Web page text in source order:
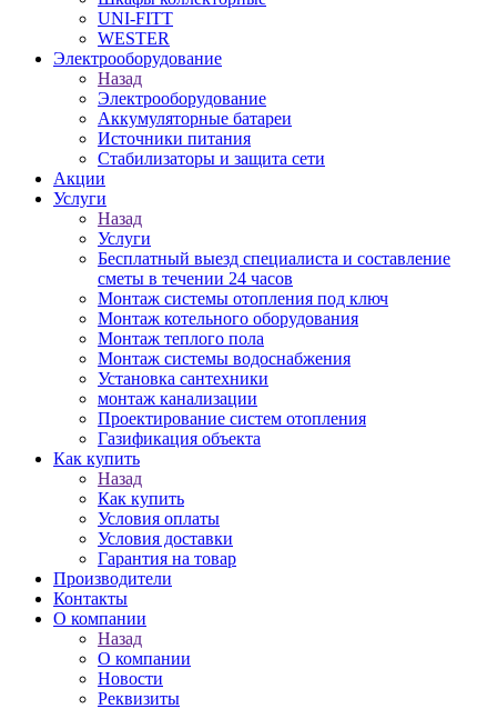
UNI-FITT
WESTER
Электрооборудование
Назад
Электрооборудование
Аккумуляторные батареи
Источники питания
Стабилизаторы и защита сети
Акции
Услуги
Назад
Услуги
Бесплатный выезд специалиста и составление
сметы в течении 24 часов
Монтаж системы отопления под ключ
Монтаж котельного оборудования
Монтаж теплого пола
Монтаж системы водоснабжения
Установка сантехники
монтаж канализации
Проектирование систем отопления
Газификация объекта
Как купить
Назад
Как купить
Условия оплаты
Условия доставки
Гарантия на товар
Производители
Контакты
О компании
Назад
О компании
Новости
Реквизиты